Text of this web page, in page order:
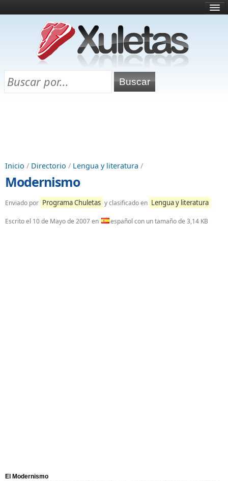
¿Qué es esto?
Directorio
Chuletas para exámenes
Inicio / Directorio / Lengua y literatura /
Modernismo
Enviado por Programa Chuletas y clasificado en Lengua y literatura
Escrito el 10 de Mayo de 2007en español con un tamaño de 3,14 KB
El Modernismo